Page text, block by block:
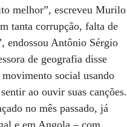
melhor”, escreveu Murilo
tanta corrupção, falta de
endossou Antônio Sérgio
de geografia disse
social usando
ao ouvir suas canções.
no mês passado, já
e em Angola – com